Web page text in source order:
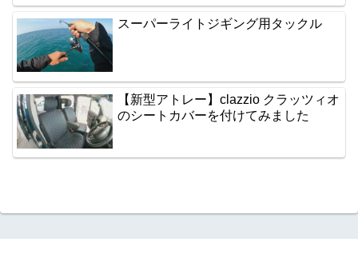
スーパーライトジギング用タックル
【新型アトレー】clazzio クラッツィオ
のシートカバーを付けてみました